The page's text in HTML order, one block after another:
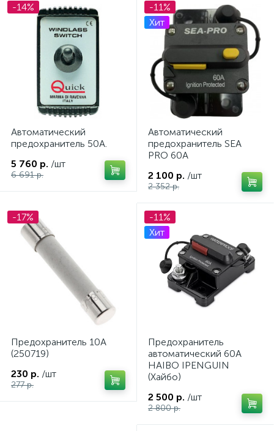
-14%
Автоматический
предохранитель 50A.
5 760 р. /шт
6 691 р.
-11%
Хит
Автоматический
предохранитель SEA
PRO 60А
2 100 р. /шт
2 352 р.
-17%
Предохранитель 10А
(250719)
230 р. /шт
277 р.
-11%
Хит
Предохранитель
автоматический 60А
HAIBO IPENGUIN
(Хайбо)
2 500 р. /шт
2 800 р.